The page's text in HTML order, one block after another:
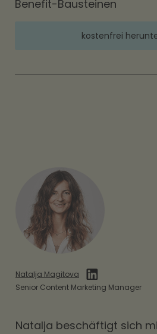
Benefit-Bausteinen
kostenfrei
Natalja Magitova
Senior Content Marketing Manager
Natalja beschäftigt sich